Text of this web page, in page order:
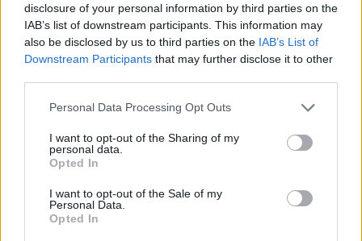
disclosure of your personal information by third parties on the
IAB’s list of downstream participants. This information may
also be disclosed by us to third parties on the IAB’s List of
Downstream Participants that may further disclose it to other
Personal Data Processing Opt Outs
I want to opt-out of the Sharing of my
personal data.
Opted In
I want to opt-out of the Sale of my
Personal Data.
Opted In
Cultura
16 de juny de 2026
Un tribut als Rolling Stones obri diumenge
les Jornades Musicals de l’Ermita de la
5 de juny de 2026
Societat
Castell de Miravet